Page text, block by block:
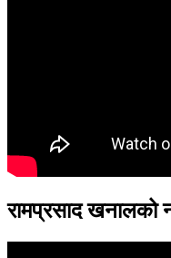
रामप्रसाद